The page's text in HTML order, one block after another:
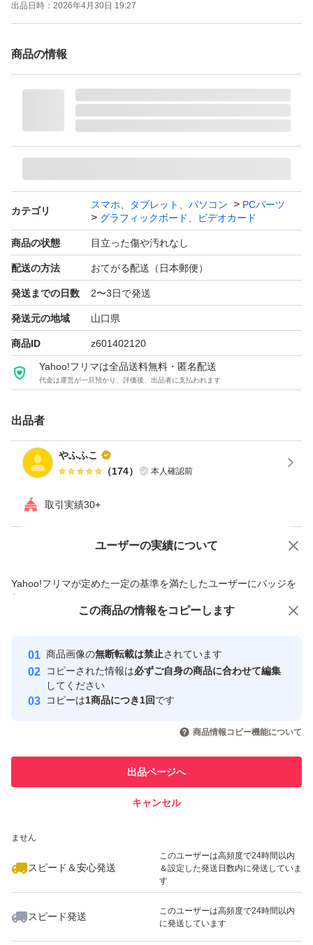
出品日時： 2026年4月30日 19:27
商品の情報
カテゴリ
スマホ、タブレット、パソコン
PCパーツ
グラフィックボード、ビデオカード
商品の状態 目立った傷や汚れなし
配送の方法 おてがる配送（日本郵便）
発送までの日数 2〜3日で発送
発送元の地域 山口県
商品ID z601402120
Yahoo!フリマは全品送料無料・匿名配送
代金は運営が一旦預かり、評価後、出品者に支払われます
出品者
やふふこ
（174） 本人確認前
取引実績30+
ユーザーの実績について
Yahoo!フリマが定めた一定の基準を満たしたユーザーにバッジを
付与しています
安心取引出品者
心・安全なユーザーです
取引実績
引を完了させた実績があります
での取引実績があります
ません
スピード＆安心発送
このユーザーは高頻度で24時間以内
＆設定した発送日数内に発送していま
す
スピード発送
このユーザーは高頻度で24時間以内
に発送しています
価格の相談 商品への質問
この商品の情報をコピーします
商品画像の無断転載は禁止されています
コピーされた情報は必ずご自身の商品に合わせて編集
してください
コピーは1商品につき1回です
商品情報コピー機能について
出品ページへ
キャンセル
この商品をみている人にオススメ
いいね！
4,500